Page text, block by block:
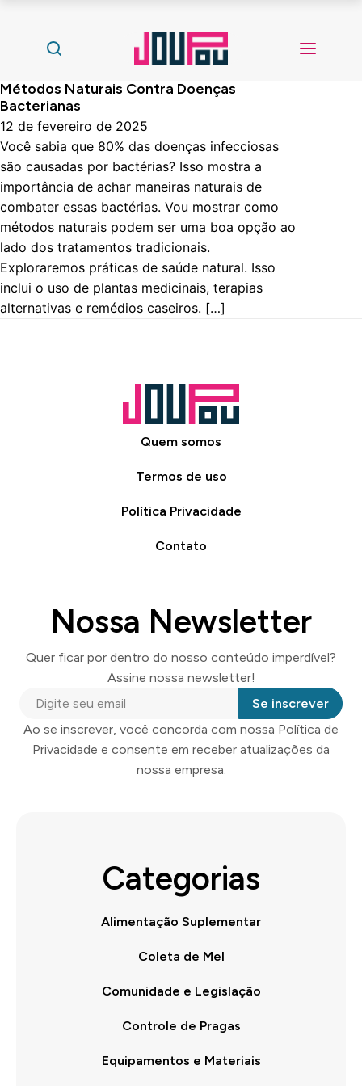
Métodos Naturais Contra Doenças
Bacterianas
12 de fevereiro de 2025
Você sabia que 80% das doenças infecciosas
são causadas por bactérias? Isso mostra a
importância de achar maneiras naturais de
combater essas bactérias. Vou mostrar como
métodos naturais podem ser uma boa opção ao
lado dos tratamentos tradicionais.
Exploraremos práticas de saúde natural. Isso
inclui o uso de plantas medicinais, terapias
alternativas e remédios caseiros. […]
Quem somos
Termos de uso
Política Privacidade
Contato
Nossa Newsletter
Quer ficar por dentro do nosso conteúdo imperdível?
Assine nossa newsletter!
Se inscrever
Ao se inscrever, você concorda com nossa Política de
Privacidade e consente em receber atualizações da
nossa empresa.
Categorias
Alimentação Suplementar
Coleta de Mel
Comunidade e Legislação
Controle de Pragas
Equipamentos e Materiais